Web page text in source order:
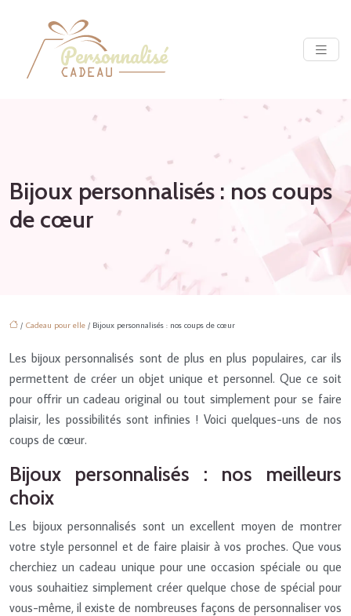
Bijoux personnalisés : nos coups
de cœur
/ Cadeau pour elle / Bijoux personnalisés : nos coups de cœur
Les bijoux personnalisés sont de plus en plus populaires, car ils
permettent de créer un objet unique et personnel. Que ce soit
pour offrir un cadeau original ou tout simplement pour se faire
plaisir, les possibilités sont infinies ! Voici quelques-uns de nos
coups de cœur.
Bijoux personnalisés : nos meilleurs
choix
Les bijoux personnalisés sont un excellent moyen de montrer
votre style personnel et de faire plaisir à vos proches. Que vous
cherchiez un cadeau unique pour une occasion spéciale ou que
vous souhaitiez simplement créer quelque chose de spécial pour
vous-même, il existe de nombreuses façons de personnaliser vos